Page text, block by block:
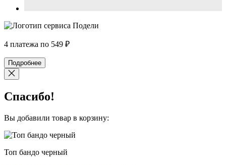
4 платежа по 549 ₽
Подробнее
Спасибо!
Вы добавили товар в корзину:
Топ бандо черный